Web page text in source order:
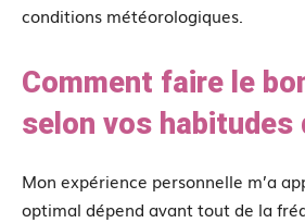
conditions météorologiques.
Comment faire le
selon vos habitudes
Mon expérience personnelle m’a
optimal dépend avant tout de la